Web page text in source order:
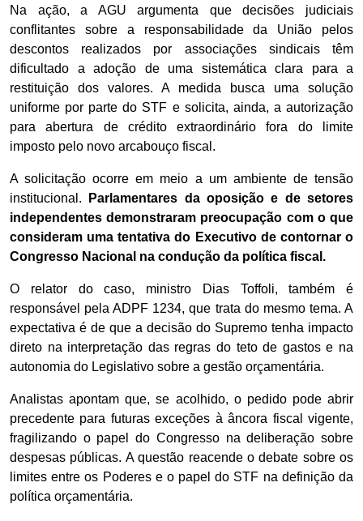
Na ação, a AGU argumenta que decisões judiciais
conflitantes sobre a responsabilidade da União pelos
descontos realizados por associações sindicais têm
dificultado a adoção de uma sistemática clara para a
restituição dos valores. A medida busca uma solução
uniforme por parte do STF e solicita, ainda, a autorização
para abertura de crédito extraordinário fora do limite
imposto pelo novo arcabouço fiscal.
A solicitação ocorre em meio a um ambiente de tensão
institucional.
Parlamentares da oposição e de setores
independentes demonstraram preocupação com o que
consideram uma tentativa do Executivo de contornar o
Congresso Nacional na condução da política fiscal.
O relator do caso, ministro Dias Toffoli, também é
responsável pela ADPF 1234, que trata do mesmo tema. A
expectativa é de que a decisão do Supremo tenha impacto
direto na interpretação das regras do teto de gastos e na
autonomia do Legislativo sobre a gestão orçamentária.
Analistas apontam que, se acolhido, o pedido pode abrir
precedente para futuras exceções à âncora fiscal vigente,
fragilizando o papel do Congresso na deliberação sobre
despesas públicas. A questão reacende o debate sobre os
limites entre os Poderes e o papel do STF na definição da
política orçamentária.